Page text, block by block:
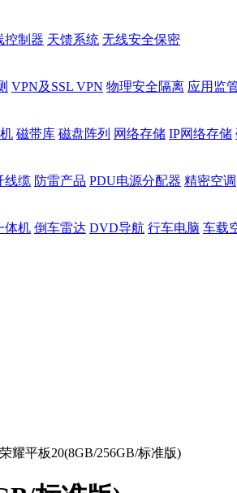
控制器 天馈系统 无线安全保密
VPN及SSL VPN 物理安全隔离 应用监
磁带库 磁盘阵列 网络存储 IP网络存储
线缆 防雷产品 PDU电源分配器 精密空调
体机 倒车雷达 DVD导航 行车电脑 车载
荣耀平板20(8GB/256GB/标准版)